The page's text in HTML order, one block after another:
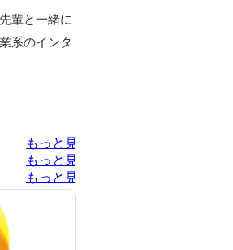
輩と一緒に
系のインタ
もっと見る
もっと見る
もっと見る